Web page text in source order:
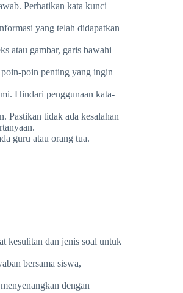
Perhatikan kata kunci
yang telah didapatkan
atau gambar, garis bawahi
poin penting yang ingin
Hindari penggunaan kata-
Pastikan tidak ada kesalahan
guru atau orang tua.
kesulitan dan jenis soal untuk
bersama siswa,
dengan